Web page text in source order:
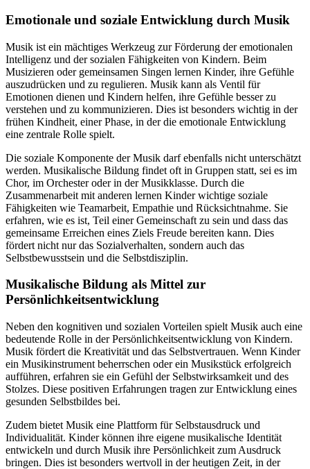
Emotionale und soziale Entwicklung durch Musik
Musik ist ein mächtiges Werkzeug zur Förderung der emotionalen
Intelligenz und der sozialen Fähigkeiten von Kindern. Beim
Musizieren oder gemeinsamen Singen lernen Kinder, ihre Gefühle
auszudrücken und zu regulieren. Musik kann als Ventil für
Emotionen dienen und Kindern helfen, ihre Gefühle besser zu
verstehen und zu kommunizieren. Dies ist besonders wichtig in der
frühen Kindheit, einer Phase, in der die emotionale Entwicklung
eine zentrale Rolle spielt.
Die soziale Komponente der Musik darf ebenfalls nicht unterschätzt
werden. Musikalische Bildung findet oft in Gruppen statt, sei es im
Chor, im Orchester oder in der Musikklasse. Durch die
Zusammenarbeit mit anderen lernen Kinder wichtige soziale
Fähigkeiten wie Teamarbeit, Empathie und Rücksichtnahme. Sie
erfahren, wie es ist, Teil einer Gemeinschaft zu sein und dass das
gemeinsame Erreichen eines Ziels Freude bereiten kann. Dies
fördert nicht nur das Sozialverhalten, sondern auch das
Selbstbewusstsein und die Selbstdisziplin.
Musikalische Bildung als Mittel zur
Persönlichkeitsentwicklung
Neben den kognitiven und sozialen Vorteilen spielt Musik auch eine
bedeutende Rolle in der Persönlichkeitsentwicklung von Kindern.
Musik fördert die Kreativität und das Selbstvertrauen. Wenn Kinder
ein Musikinstrument beherrschen oder ein Musikstück erfolgreich
aufführen, erfahren sie ein Gefühl der Selbstwirksamkeit und des
Stolzes. Diese positiven Erfahrungen tragen zur Entwicklung eines
gesunden Selbstbildes bei.
Zudem bietet Musik eine Plattform für Selbstausdruck und
Individualität. Kinder können ihre eigene musikalische Identität
entwickeln und durch Musik ihre Persönlichkeit zum Ausdruck
bringen. Dies ist besonders wertvoll in der heutigen Zeit, in der